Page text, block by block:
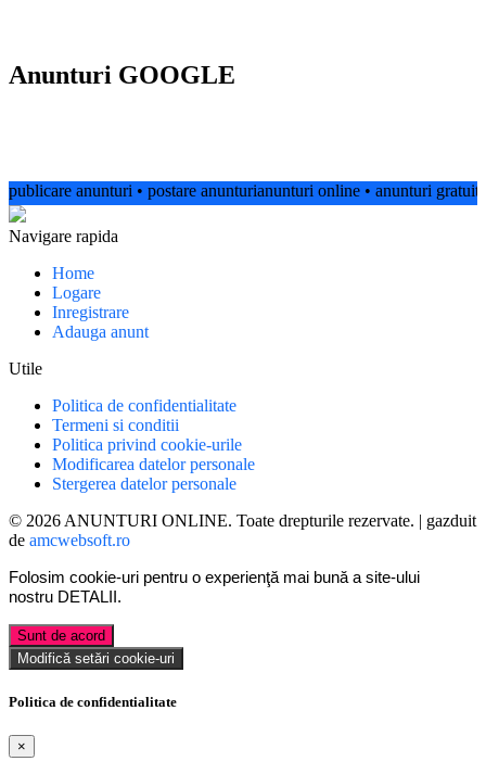
Anunturi GOOGLE
anunturi • postare anunturianunturi online • anunturi gratuite •
Navigare rapida
Home
Logare
Inregistrare
Adauga anunt
Utile
Politica de confidentialitate
Termeni si conditii
Politica privind cookie-urile
Modificarea datelor personale
Stergerea datelor personale
© 2026 ANUNTURI ONLINE. Toate drepturile rezervate. | gazduit
de amcwebsoft.ro
Folosim cookie-uri pentru o experienţă mai bună a site-ului
nostru DETALII.
Sunt de acord
Modifică setări cookie-uri
Politica de confidentialitate
×